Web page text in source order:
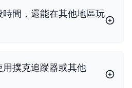
間，還能在其他地區玩
撲克追蹤器或其他